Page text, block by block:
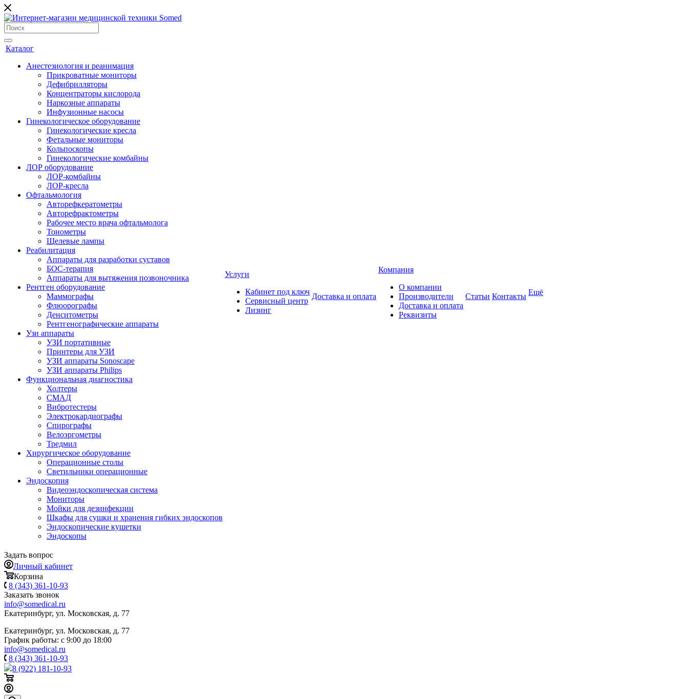
Каталог
Анестезиология и реанимация
Прикроватные мониторы
Дефибрилляторы
Концентраторы кислорода
Наркозные аппараты
Инфузионные насосы
Гинекологическое оборудование
Гинекологические кресла
Фетальные мониторы
Кольпоскопы
Гинекологические комбайны
ЛОР оборудование
ЛОР-комбайны
ЛОР-кресла
Офтальмология
Авторефкератометры
Авторефрактометры
Рабочее место врача офтальмолога
Тонометры
Щелевые лампы
Реабилитация
Аппараты для разработки суставов
БОС-терапия
Аппараты для вытяжения позвоночника
Рентген оборудование
Маммографы
Флюорографы
Денситометры
Рентгенографические аппараты
Узи аппараты
УЗИ портативные
Принтеры для УЗИ
УЗИ аппараты Sonoscape
УЗИ аппараты Philips
Функциональная диагностика
Холтеры
СМАД
Вибротестеры
Электрокардиографы
Спирографы
Велоэргометры
Тредмил
Хирургическое оборудование
Операционные столы
Светильники операционные
Эндоскопия
Видеоэндоскопическая система
Мониторы
Мойки для дезинфекции
Шкафы для сушки и хранения гибких эндоскопов
Эндоскопические кушетки
Эндоскопы
Услуги
Кабинет под ключ
Сервисный центр
Лизинг
Доставка и оплата
Компания
О компании
Производители
Доставка и оплата
Реквизиты
Статьи Контакты Ещё
Задать вопрос
Личный кабинет
Корзина
8 (343) 361-10-93
Заказать звонок
info@somedical.ru
Екатеринбург, ул. Московская, д. 77
Екатеринбург, ул. Московская, д. 77
График работы: с 9:00 до 18:00
info@somedical.ru
8 (343) 361-10-93
8 (922) 181-10-93